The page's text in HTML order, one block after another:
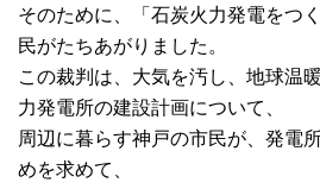
そのために、「石炭火力発電をつ
民がたちあがりました。
この裁判は、大気を汚し、地球温
力発電所の建設計画について、
周辺に暮らす神戸の市民が、発電
めを求めて、